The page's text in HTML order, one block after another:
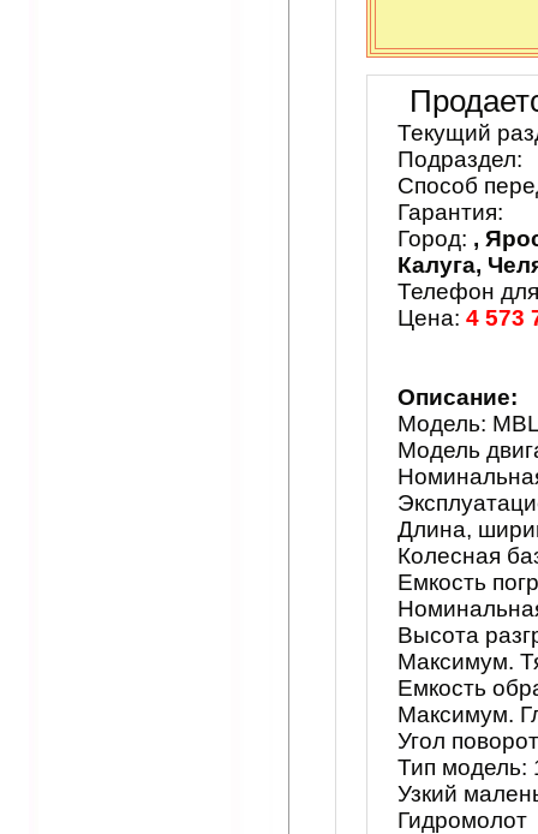
Текущий
Подраздел:
Способ
Гарантия:
Город: ,
Калуга,
Телефон
Цена: 4 573
Описание:
Модель:
Модель
Длина,
Колесная
Емкость
Высота
Максимум.
Емкость
Максимум.
Угол
Тип модель:
Узкий
Гидромолот